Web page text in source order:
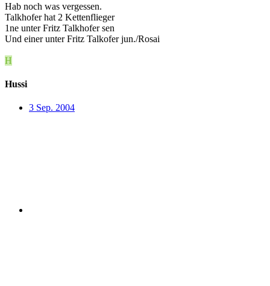
Hab noch was vergessen.
Talkhofer hat 2 Kettenflieger
1ne unter Fritz Talkhofer sen
Und einer unter Fritz Talkofer jun./Rosai
H
Hussi
3 Sep. 2004